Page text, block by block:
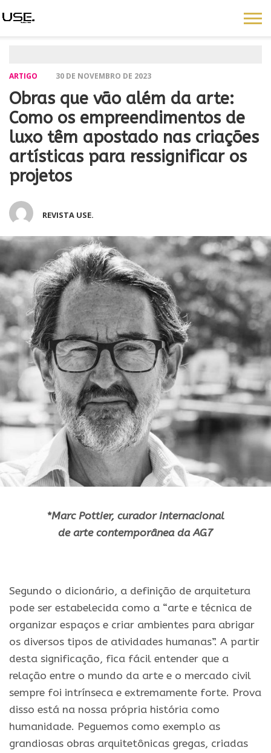
ARTIGO 30 DE NOVEMBRO DE 2023
Obras que vão além da arte:
Como os empreendimentos de
luxo têm apostado nas criações
artísticas para ressignificar os
projetos
REVISTA USE.
*Marc Pottier, curador internacional
deartecontemporâneadaAG7
Segundo o dicionário, a definição de arquitetura
pode ser estabelecida como a “arte e técnica de
organizar espaços e criar ambientes para abrigar
os diversos tipos de atividades humanas”. A partir
desta significação, fica fácil entender que a
relação entre o mundo da arte e o mercado civil
sempre foi intrínseca e extremamente forte. Prova
disso está na nossa própria história como
humanidade. Peguemos como exemplo as
grandiosas obras arquitetônicas gregas, criadas